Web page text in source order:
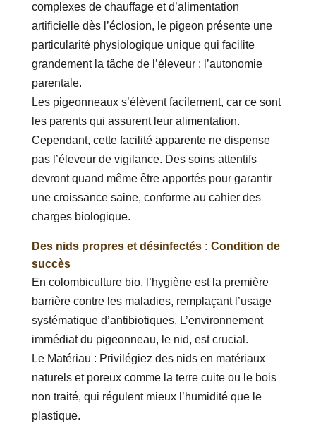
complexes de chauffage et d’alimentation
artificielle dès l’éclosion, le pigeon présente une
particularité physiologique unique qui facilite
grandement la tâche de l’éleveur : l’autonomie
parentale.
Les pigeonneaux s’élèvent facilement, car ce sont
les parents qui assurent leur alimentation.
Cependant, cette facilité apparente ne dispense
pas l’éleveur de vigilance. Des soins attentifs
devront quand même être apportés pour garantir
une croissance saine, conforme au cahier des
charges biologique.
Des nids propres et désinfectés : Condition de
succès
En colombiculture bio, l’hygiène est la première
barrière contre les maladies, remplaçant l’usage
systématique d’antibiotiques. L’environnement
immédiat du pigeonneau, le nid, est crucial.
Le Matériau : Privilégiez des nids en matériaux
naturels et poreux comme la terre cuite ou le bois
non traité, qui régulent mieux l’humidité que le
plastique.